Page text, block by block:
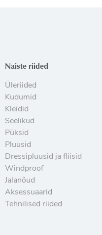
Naiste riided
Üleriided
Kudumid
Kleidid
Seelikud
Püksid
Pluusid
Dressipluusid ja fliisid
Windproof
Jalanõud
Aksessuaarid
Tehnilised riided